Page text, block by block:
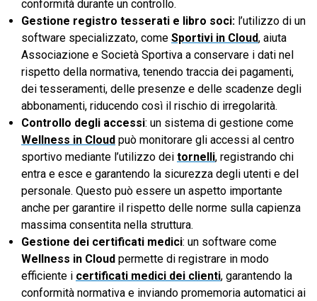
conformità durante un controllo.
Gestione registro tesserati e libro soci: l’utilizzo di un
software specializzato, come Sportivi in Cloud, aiuta
Associazione e Società Sportiva a conservare i dati nel
rispetto della normativa, tenendo traccia dei pagamenti,
dei tesseramenti, delle presenze e delle scadenze degli
abbonamenti, riducendo così il rischio di irregolarità.
Controllo degli accessi: un sistema di gestione come
Wellness in Cloud può monitorare gli accessi al centro
sportivo mediante l’utilizzo dei tornelli, registrando chi
entra e esce e garantendo la sicurezza degli utenti e del
personale. Questo può essere un aspetto importante
anche per garantire il rispetto delle norme sulla capienza
massima consentita nella struttura.
Gestione dei certificati medici: un software come
Wellness in Cloud permette di registrare in modo
efficiente i certificati medici dei clienti, garantendo la
conformità normativa e inviando promemoria automatici ai